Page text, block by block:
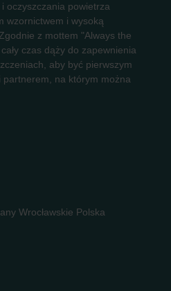
oczyszczania powietrza
wzornictwem i wysoką
z mottem "Always the
czas dąży do zapewnienia
aby być pierwszym
na którym można
Wrocławskie Polska